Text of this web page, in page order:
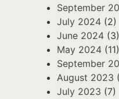
September
July 2024 (2)
June 2024 (3)
May 2024 (11)
September
August 2023
July 2023 (7)